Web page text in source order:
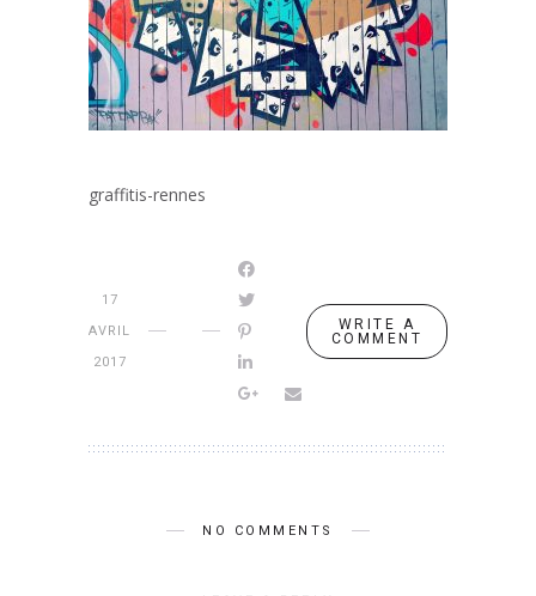
graffitis-rennes
17
AVRIL
2017
WRITE A
COMMENT
NO COMMENTS